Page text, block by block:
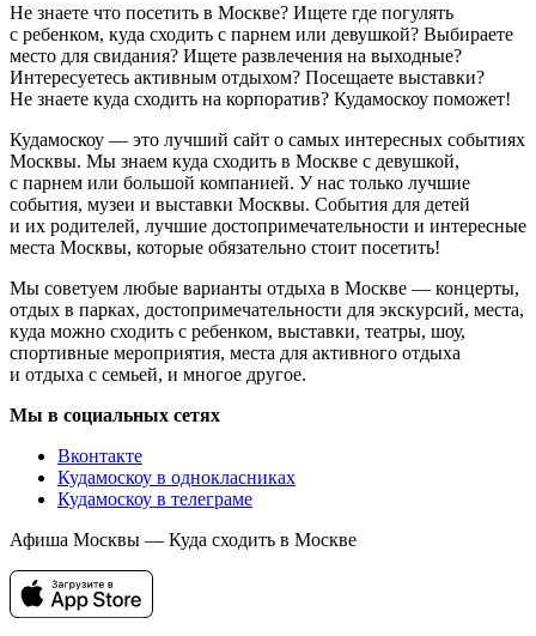
Не знаете что посетить в Москве? Ищете где погулять
с ребенком, куда сходить с парнем или девушкой? Выбираете
место для свидания? Ищете развлечения на выходные?
Интересуетесь активным отдыхом? Посещаете выставки?
Не знаете куда сходить на корпоратив? Кудамоскоу поможет!
Кудамоскоу — это лучший сайт о самых интересных событиях
Москвы. Мы знаем куда сходить в Москве с девушкой,
с парнем или большой компанией. У нас только лучшие
события, музеи и выставки Москвы. События для детей
и их родителей, лучшие достопримечательности и интересные
места Москвы, которые обязательно стоит посетить!
Мы советуем любые варианты отдыха в Москве — концерты,
отдых в парках, достопримечательности для экскурсий, места,
куда можно сходить с ребенком, выставки, театры, шоу,
спортивные мероприятия, места для активного отдыха
и отдыха с семьей, и многое другое.
Мы в социальных сетях
Вконтакте
Кудамоскоу в однокласниках
Кудамоскоу в телеграме
Афиша Москвы — Куда сходить в Москве